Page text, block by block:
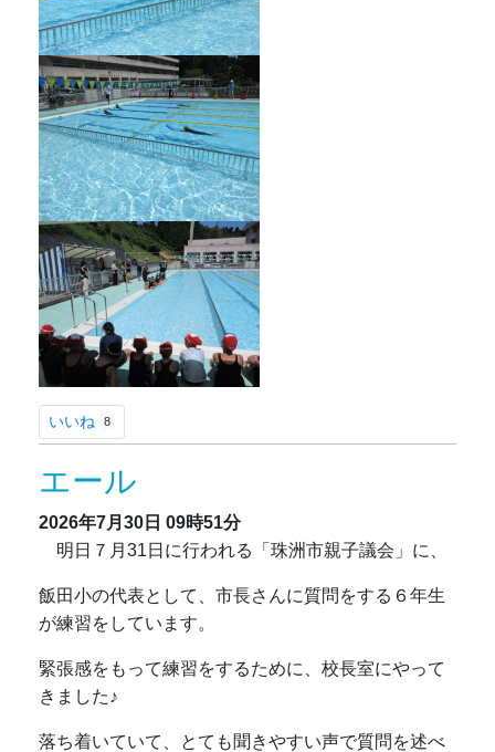
いいね 8
エール
2026年7月30日 09時51分
明日７月31日に行われる「珠洲市親子議会」に、
飯田小の代表として、市長さんに質問をする６年生
が練習をしています。
緊張感をもって練習をするために、校長室にやって
きました♪
落ち着いていて、とても聞きやすい声で質問を述べ